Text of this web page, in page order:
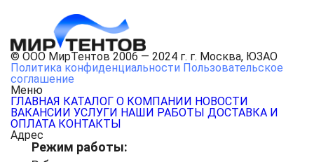
© ООО МирТентов 2006 — 2024 г. г. Москва, ЮЗАО
Политика конфиденциальности Пользовательское
соглашение
Меню
ГЛАВНАЯ КАТАЛОГ О КОМПАНИИ НОВОСТИ
ВАКАНСИИ УСЛУГИ НАШИ РАБОТЫ ДОСТАВКА И
ОПЛАТА КОНТАКТЫ
Адрес
Режим работы: